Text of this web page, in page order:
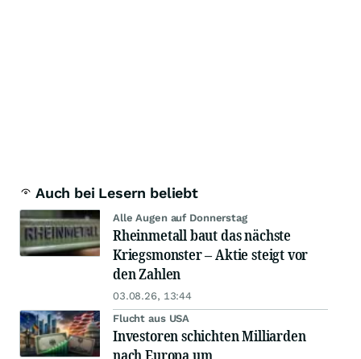
Auch bei Lesern beliebt
Alle Augen auf Donnerstag
Rheinmetall baut das nächste
Kriegsmonster – Aktie steigt vor
den Zahlen
03.08.26, 13:44
Flucht aus USA
Investoren schichten Milliarden